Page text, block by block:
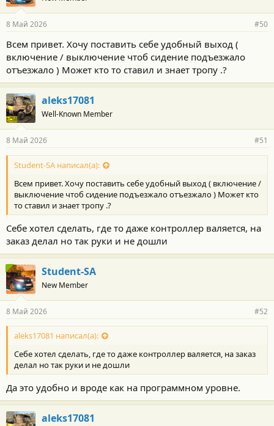
а
н
с
т
и
8 Май 2026 #50
Всем привет. Хочу поставить себе удобный выход (
включение / выключение чтоб сидение подъезжало
отъезжало ) Может кто то ставил и знает тропу .?
aleks17081
Well-Known Member
8 Май 2026 #51
Student-SA написал(а):
Всем привет. Хочу поставить себе удобный выход ( включение /
выключение чтоб сидение подъезжало отъезжало ) Может кто
то ставил и знает тропу .?
Себе хотел сделать, где то даже контроллер валяется, на
заказ делал но так руки и не дошли
Student-SA
New Member
8 Май 2026 #52
aleks17081 написал(а):
Себе хотел сделать, где то даже контроллер валяется, на заказ
делал но так руки и не дошли
Да это удобно и вроде как на программном уровне.
aleks17081